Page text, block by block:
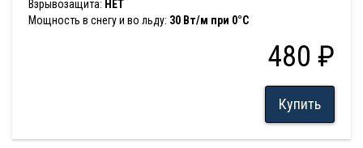
Взрывозащита: НЕТ
Мощность в снегу и во льду: 30 Вт/м при 0°C
480 ₽
Купить